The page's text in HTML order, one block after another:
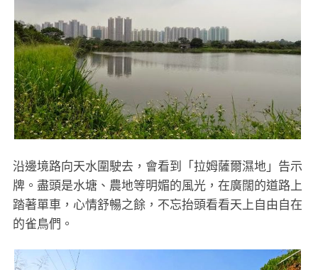
沿邊境路向天水圍駛去，會看到「拉姆薩爾濕地」告示
牌。盡頭是水塘、農地等明媚的風光，在廣闊的道路上
踏著單車，心情舒暢之餘，不忘抬頭看看天上自由自在
的雀鳥們。